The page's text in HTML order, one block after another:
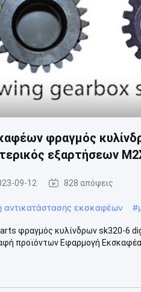
φραγμός
εξαρτήσεων
09-12 828 απόψεις
αντικατάστασης εκσκαφέων #
φραγμός κυλίνδρων sk320-6
προϊόντων Εφαρμογή